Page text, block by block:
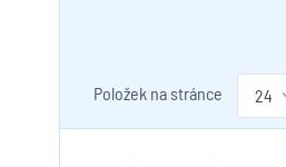
Položek na stránce